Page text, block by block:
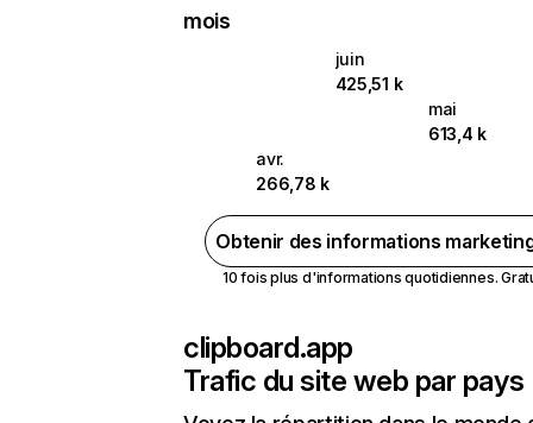
mois
juin
425,51 k
mai
613,4 k
avr.
266,78 k
Obtenir des informations
10 fois plus d'informations quotidiennes.
clipboard.app
Trafic du site web par pays